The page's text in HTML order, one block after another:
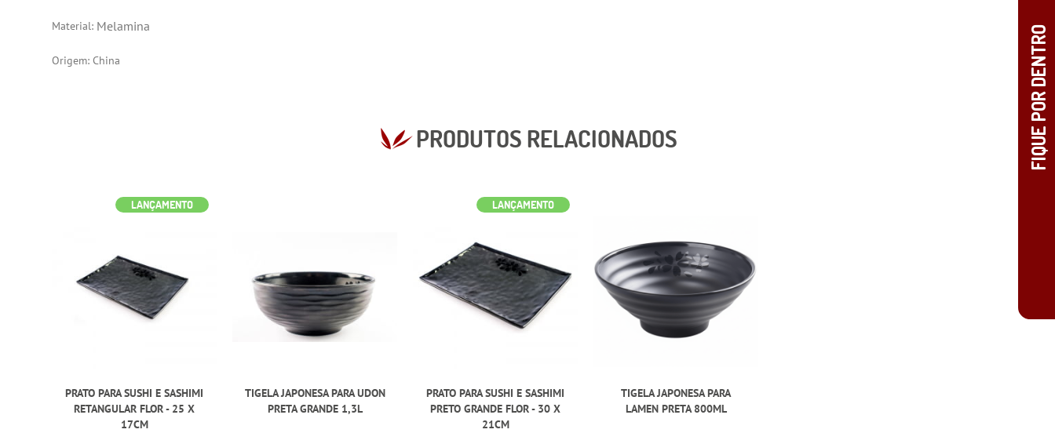
Material: Melamina
Origem: China
PRODUTOS RELACIONADOS
LANÇAMENTO
PRATO PARA SUSHI E SASHIMI
RETANGULAR FLOR - 25 X
17CM
TIGELA JAPONESA PARA UDON
PRETA GRANDE 1,3L
LANÇAMENTO
PRATO PARA SUSHI E SASHIMI
PRETO GRANDE FLOR - 30 X
21CM
TIGELA JAPONESA PARA
LAMEN PRETA 800ML